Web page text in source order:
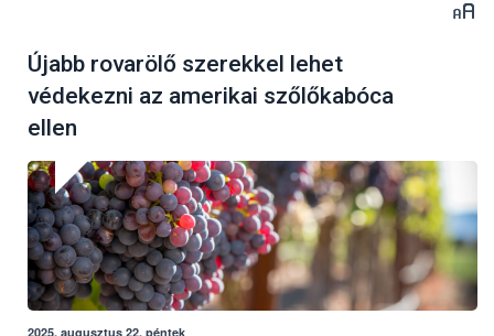
Újabb rovarölő szerekkel lehet
védekezni az amerikai szőlőkabóca
ellen
2025. augusztus 22, péntek